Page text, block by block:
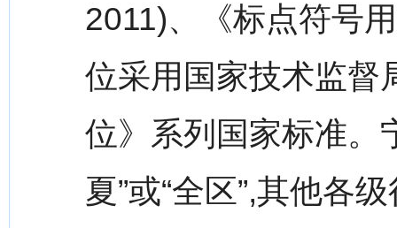
2011)、《标点符号
位采用国家技术监督
位》系列国家标准。
夏”或“全区”,其他各